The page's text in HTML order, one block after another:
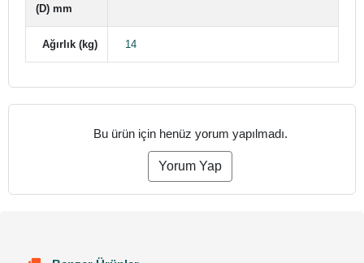
(D) mm
Ağırlık (kg) 14
Bu ürün için henüz yorum yapılmadı.
Yorum Yap